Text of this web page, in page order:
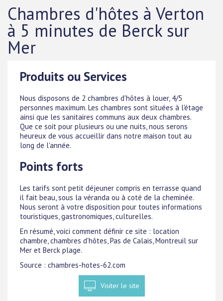
Chambres d'hôtes à Verton
à 5 minutes de Berck sur
Mer
Produits ou Services
Nous disposons de 2 chambres d'hôtes à louer, 4/5
personnes maximum. Les chambres sont situées à l'étage
ainsi que les sanitaires communs aux deux chambres.
Que ce soit pour plusieurs ou une nuits, nous serons
heureux de vous accueillir dans notre maison tout au
long de l'année.
Points forts
Les tarifs sont petit déjeuner compris en terrasse quand
il fait beau, sous la véranda ou à coté de la cheminée.
Nous seront à votre disposition pour toutes informations
touristiques, gastronomiques, culturelles.
En résumé, voici comment définir ce site : location
chambre, chambres d'hôtes, Pas de Calais, Montreuil sur
Mer et Berck plage.
Source : chambres-hotes-62.com
Visiter le site